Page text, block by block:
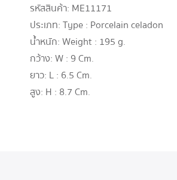
รหัสสินค้า: ME11171
ประเภท:Type : Porcelain celadon
น้ำหนัก:Weight : 195 g.
กว้าง:W : 9 Cm.
ยาว: L : 6.5 Cm.
สูง: H : 8.7 Cm.